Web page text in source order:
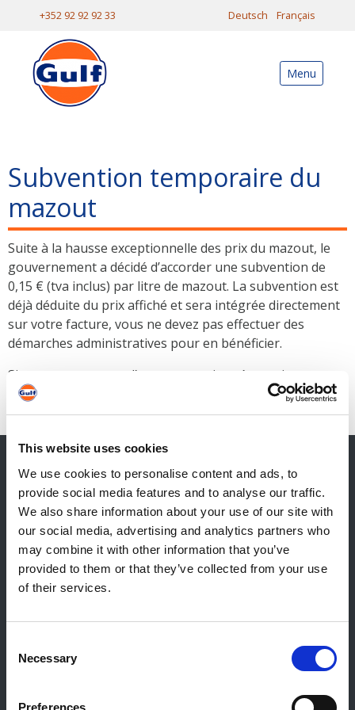
This website uses cookies
We use cookies to personalise content and ads, to
provide social media features and to analyse our traffic.
We also share information about your use of our site with
our social media, advertising and analytics partners who
may combine it with other information that you’ve
provided to them or that they’ve collected from your use
of their services.
Selection
Necessary
Preferences
+352 92 92 92 33 Deutsch Français
Menu
Subvention temporaire du
mazout
Suite à la hausse exceptionnelle des prix du mazout, le
gouvernement a décidé d’accorder une subvention de
0,15 € (tva inclus) par litre de mazout. La subvention est
déjà déduite du prix affiché et sera intégrée directement
sur votre facture, vous ne devez pas effectuer des
démarches administratives pour en bénéficier.
Si vous avez encore d’autres questions à ce sujet,
n’hésitez pas à contacter les conseillers de Reiff Masutt
au 92 92 92 ou par mail à service@gulf.lu.
Contact
Contact général
Reiff Petroleum Luxembourg S.A.
Marburgerstrooss 21
9764 Marnach
E-Mail:info@gulf.lu
CERTAS ENERGY LUXEMBOURG SARL